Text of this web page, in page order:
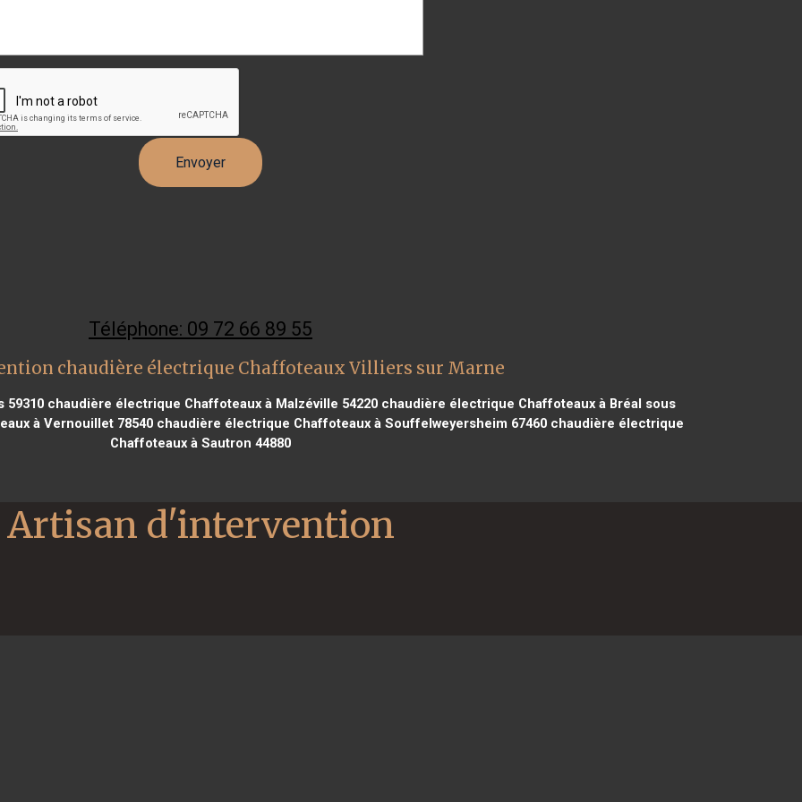
Téléphone: 09 72 66 89 55
chaudière électrique Chaffoteaux Villiers sur Marne
59310chaudière électrique Chaffoteaux à Malzéville 54220chaudière électrique Chaffoteaux à Bréal sous
à Vernouillet 78540 chaudière électrique Chaffoteaux à Souffelweyersheim 67460 chaudière électrique
Chaffoteaux à Sautron 44880
Artisan d'intervention